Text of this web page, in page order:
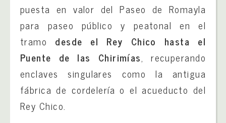
puesta en valor del Paseo de Romayla
para paseo público y peatonal en el
tramo desde el Rey Chico hasta el
Puente de las Chirimías, recuperando
enclaves singulares como la antigua
fábrica de cordelería o el acueducto del
Rey Chico.